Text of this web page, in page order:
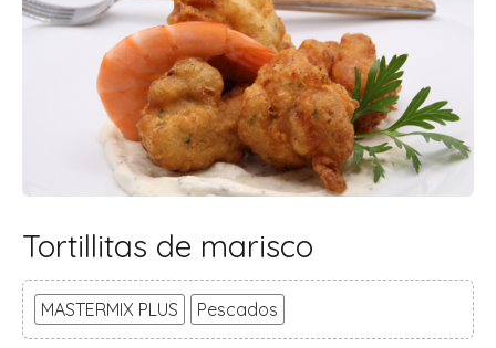
Tortillitas de marisco
MASTERMIX PLUS Pescados